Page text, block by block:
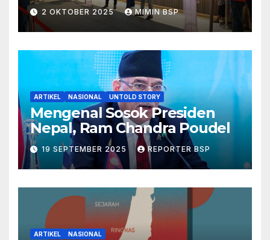
2 OKTOBER 2025 MIMIN BSP
ARTIKEL NASIONAL UNTOLD STORY
Mengenal Sosok Presiden
Nepal, Ram Chandra Poudel
19 SEPTEMBER 2025 REPORTER BSP
ARTIKEL NASIONAL